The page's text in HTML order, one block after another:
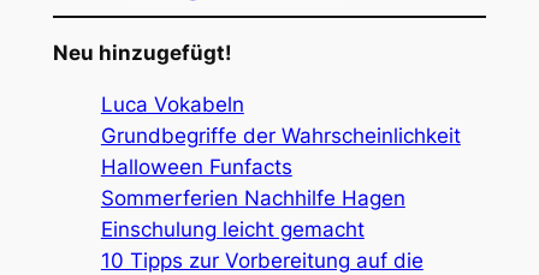
Neu hinzugefügt!
Luca Vokabeln
Grundbegriffe der Wahrscheinlichkeit
Halloween Funfacts
Sommerferien Nachhilfe Hagen
Einschulung leicht gemacht
10 Tipps zur Vorbereitung auf die